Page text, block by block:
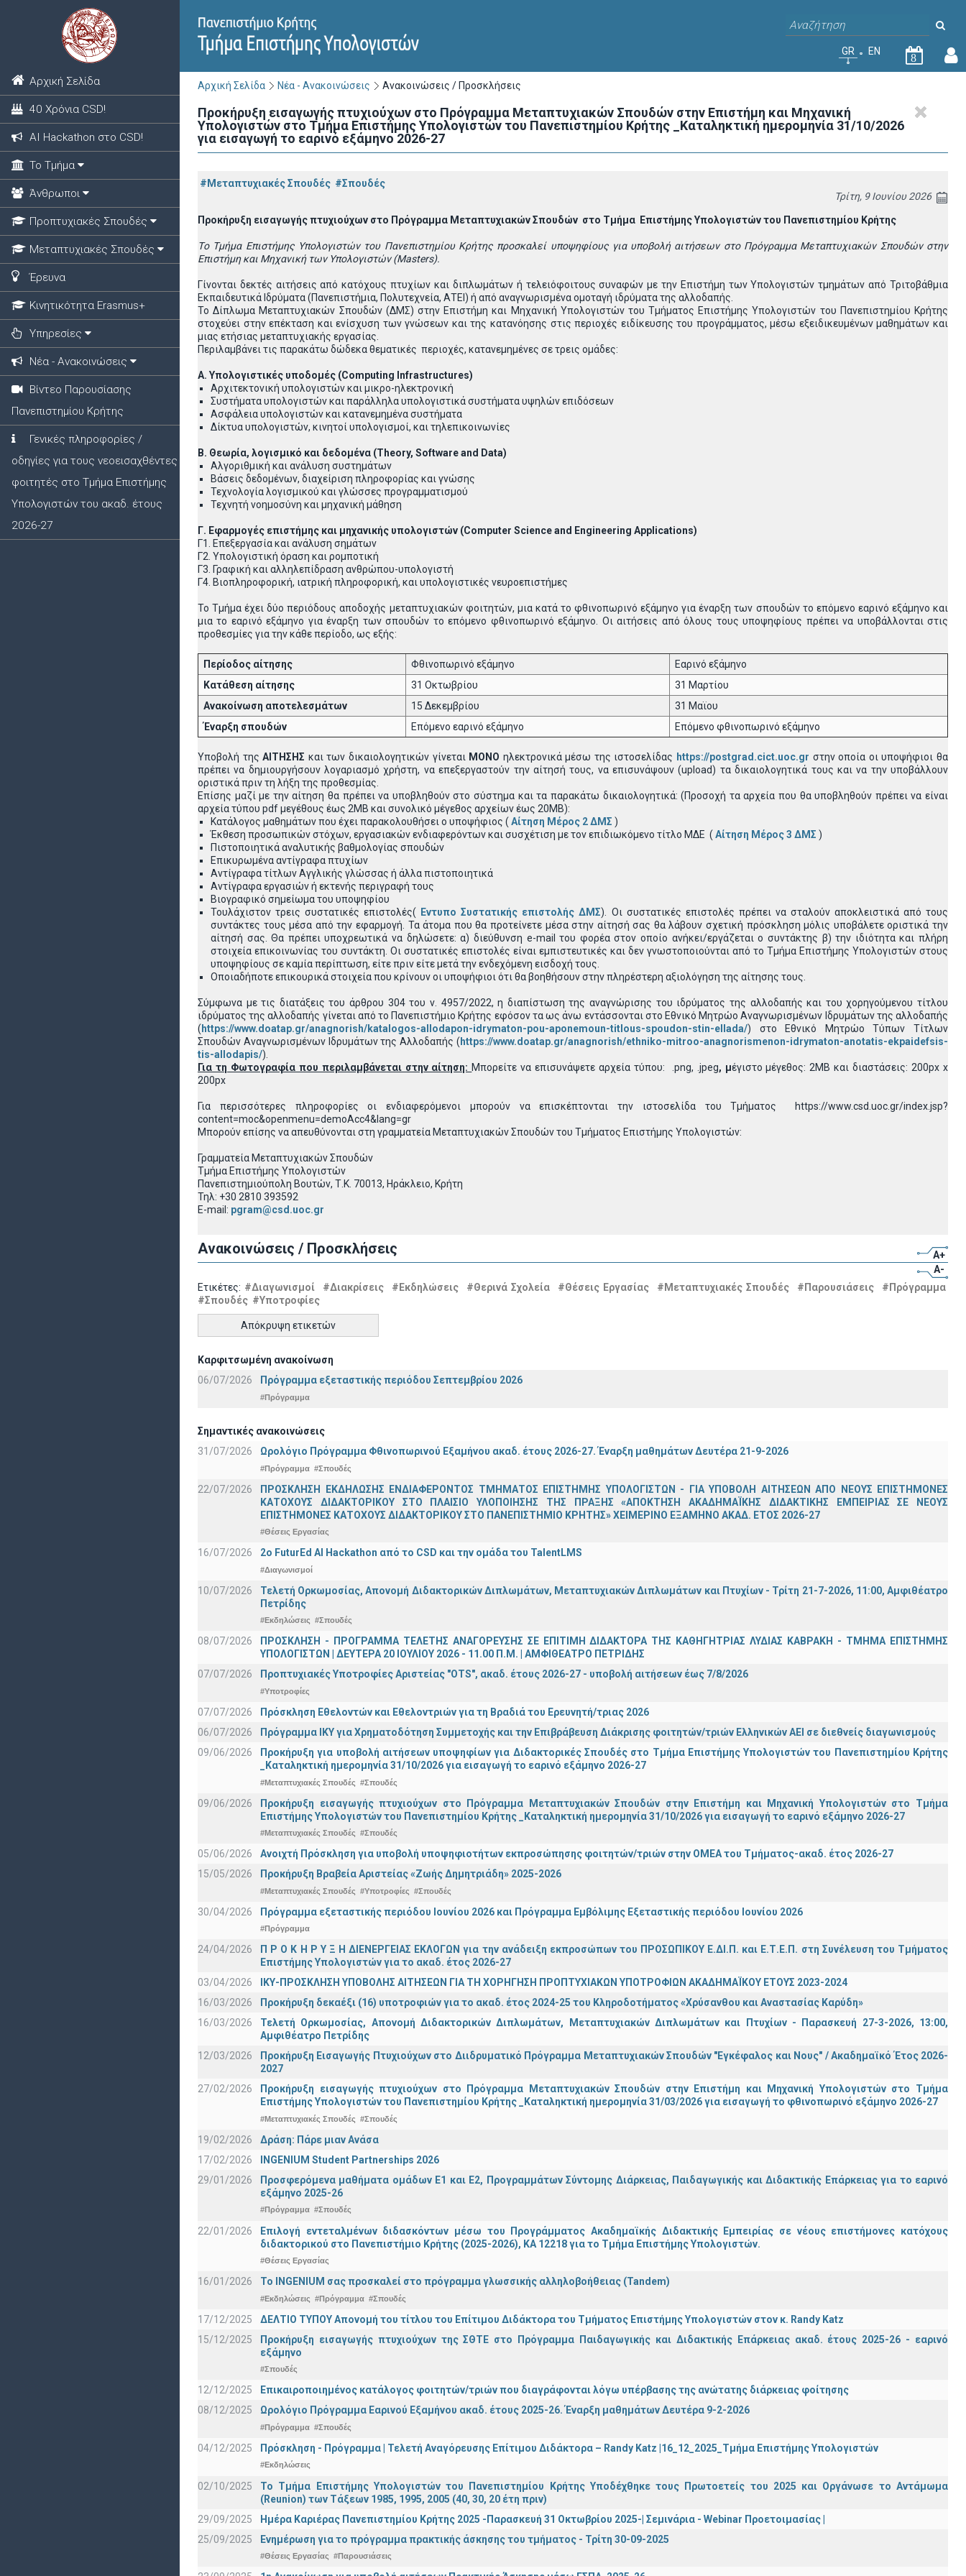
Αρχική Σελίδα
40 Χρόνια CSD!
ΑΙ Hackathon στο CSD!
Το Τμήμα
Άνθρωποι
Προπτυχιακές Σπουδές
Μεταπτυχιακές Σπουδές
Έρευνα
Κινητικότητα Erasmus+
Υπηρεσίες
Νέα - Ανακοινώσεις
Βίντεο Παρουσίασης
Πανεπιστημίου Κρήτης
Γενικές πληροφορίες /
οδηγίες για τους νεοεισαχθέντες
φοιτητές στο Τμήμα Επιστήμης
Υπολογιστών του ακαδ. έτους
2026-27
GR EN
8
Αρχική Σελίδα Νέα - Ανακοινώσεις Ανακοινώσεις / Προσκλήσεις
Προκήρυξη εισαγωγής πτυχιούχων στo Πρόγραμμα Μεταπτυχιακών Σπουδών στην Επιστήμη και Μηχανική
Υπολογιστών στο Τμήμα Eπιστήμης Υπολογιστών του Πανεπιστημίου Κρήτης _Καταληκτική ημερομηνία 31/10/2026
για εισαγωγή το εαρινό εξάμηνο 2026-27
#Μεταπτυχιακές Σπουδές #Σπουδές
Τρίτη, 9 Ιουνίου 2026
Προκήρυξη εισαγωγής πτυχιούχων στo Πρόγραμμα Μεταπτυχιακών Σπουδών στο Τμήμα Eπιστήμης Υπολογιστών του Πανεπιστημίου Κρήτης
Tο Tμήμα Επιστήμης Υπολογιστών του Πανεπιστημίου Κρήτης προσκαλεί υποψηφίους για υποβολή αιτήσεων στο Πρόγραμμα Μεταπτυχιακών Σπουδών στην
Επιστήμη και Μηχανική των Υπολογιστών (Masters).
Γίνονται δεκτές αιτήσεις από κατόχους πτυχίων και διπλωμάτων ή τελειόφοιτους συναφών με την Επιστήμη των Υπολογιστών τμημάτων από Τριτοβάθμια
Εκπαιδευτικά Ιδρύματα (Πανεπιστήμια, Πολυτεχνεία, ΑΤΕΙ) ή από αναγνωρισμένα ομοταγή ιδρύματα της αλλοδαπής.
To Δίπλωμα Μεταπτυχιακών Σπουδών (ΔΜΣ) στην Επιστήμη και Μηχανική Υπολογιστών του Τμήματος Επιστήμης Υπολογιστών του Πανεπιστημίου Κρήτης
στοχεύει στην επέκταση και ενίσχυση των γνώσεων και της κατανόησης στις περιοχές ειδίκευσης του προγράμματος, μέσω εξειδικευμένων μαθημάτων και
μιας ετήσιας μεταπτυχιακής εργασίας.
Περιλαμβάνει τις παρακάτω δώδεκα θεματικές περιοχές, κατανεμημένες σε τρεις ομάδες:
Α. Υπολογιστικές υποδομές (Computing Infrastructures)
Αρχιτεκτονική υπολογιστών και μικρο-ηλεκτρονική
Συστήματα υπολογιστών και παράλληλα υπολογιστικά συστήματα υψηλών επιδόσεων
Ασφάλεια υπολογιστών και κατανεμημένα συστήματα
Δίκτυα υπολογιστών, κινητοί υπολογισμοί, και τηλεπικοινωνίες
Β. Θεωρία, λογισμικό και δεδομένα (Theory, Software and Data)
Αλγοριθμική και ανάλυση συστημάτων
Βάσεις δεδομένων, διαχείριση πληροφορίας και γνώσης
Τεχνολογία λογισμικού και γλώσσες προγραμματισμού
Τεχνητή νοημοσύνη και μηχανική μάθηση
Γ. Εφαρμογές επιστήμης και μηχανικής υπολογιστών (Computer Scienceand Engineering Applications)
Γ1. Επεξεργασία και ανάλυση σημάτων
Γ2. Υπολογιστική όραση και ρομποτική
Γ3. Γραφική και αλληλεπίδραση ανθρώπου-υπολογιστή
Γ4. Βιοπληροφορική, ιατρική πληροφορική, και υπολογιστικές νευροεπιστήμες
Το Τμήμα έχει δύο περιόδους αποδοχής μεταπτυχιακών φοιτητών, μια κατά το φθινοπωρινό εξάμηνο για έναρξη των σπουδών το επόμενο εαρινό εξάμηνο και
μια το εαρινό εξάμηνο για έναρξη των σπουδών το επόμενο φθινοπωρινό εξάμηνο. Οι αιτήσεις από όλους τους υποψηφίους πρέπει να υποβάλλονται στις
προθεσμίες για την κάθε περίοδο, ως εξής:
Περίοδος αίτησης Φθινοπωρινό εξάμηνο
Εαρινό εξάμηνο
Κατάθεση αίτησης
31 Οκτωβρίου
31 Μαρτίου
Ανακοίνωση αποτελεσμάτων
15 Δεκεμβρίου
31 Μαϊου
Έναρξη σπουδών
Επόμενο εαρινό εξάμηνο Επόμενο φθινοπωρινό εξάμηνο
Υποβολή τηςΑΙΤΗΣΗΣ και των δικαιολογητικών γίνεται MONO ηλεκτρονικά μέσω της ιστοσελίδας https://postgrad.cict.uoc.gr στην οποία οι υποψήφιοι θα
πρέπει να δημιουργήσουν λογαριασμό χρήστη, να επεξεργαστούν την αίτησή τους, να επισυνάψουν (upload) τα δικαιολογητικά τους και να την υποβάλλουν
οριστικά πριν τη λήξη της προθεσμίας.
Επίσης μαζί με την αίτηση θα πρέπει να υποβληθούν στο σύστημα και τα παρακάτω δικαιολογητικά: (Προσοχή τα αρχεία που θα υποβληθούν πρέπει να είναι
αρχεία τύπου pdf μεγέθους έως 2ΜΒ και συνολικό μέγεθος αρχείων έως 20ΜΒ):
Κατάλογος μαθημάτων που έχει παρακολουθήσει ο υποψήφιος ( Αίτηση Μέρος 2 ΔΜΣ )
Έκθεση προσωπικών στόχων, εργασιακών ενδιαφερόντων και συσχέτιση με τον επιδιωκόμενο τίτλο ΜΔΕ ( Αίτηση Μέρος 3 ΔΜΣ )
Πιστοποιητικά αναλυτικής βαθμολογίας σπουδών
Επικυρωμένα αντίγραφα πτυχίων
Αντίγραφα τίτλων Αγγλικής γλώσσας ή άλλα πιστοποιητικά
Αντίγραφα εργασιών ή εκτενής περιγραφή τους
Βιογραφικό σημείωμα του υποψηφίου
Τουλάχιστον τρεις συστατικές επιστολές(
Εντυπο Συστατικής επιστολής ΔΜΣ). Οι συστατικές επιστολές πρέπει να σταλούν αποκλειστικά από τους
συντάκτες τους μέσα από την εφαρμογή. Τα άτομα που θα προτείνετε μέσα στην αίτησή σας θα λάβουν σχετική πρόσκληση μόλις υποβάλετε οριστικά την
αίτησή σας. Θα πρέπει υποχρεωτικά να δηλώσετε: α) διεύθυνση e-mail του φορέα στον οποίο ανήκει/εργάζεται ο συντάκτης β) την ιδιότητα και πλήρη
στοιχεία επικοινωνίας του συντάκτη. Οι συστατικές επιστολές είναι εμπιστευτικές και δεν γνωστοποιούνται από το Τμήμα Επιστήμης Υπολογιστών στους
υποψηφίους σε καμία περίπτωση, είτε πριν είτε μετά την ενδεχόμενη εισδοχή τους.
Οποιαδήποτε επικουρικά στοιχεία που κρίνουν οι υποψήφιοι ότι θα βοηθήσουν στην πληρέστερη αξιολόγηση της αίτησης τους.
Σύμφωνα με τις διατάξεις του άρθρου 304 του ν. 4957/2022, η διαπίστωση της αναγνώρισης του ιδρύματος της αλλοδαπής και του χορηγούμενου τίτλου
ιδρύματος της αλλοδαπής γίνεται από το Πανεπιστήμιο Κρήτης εφόσον τα ως άνω εντάσσονται στο Εθνικό Μητρώο Αναγνωρισμένων Ιδρυμάτων της αλλοδαπής
( https://www.doatap.gr/anagnorish/katalogos-allodapon-idrymaton-pou-aponemoun-titlous-spoudon-stin-ellada/) στο Εθνικό Μητρώο Τύπων Τίτλων
Σπουδών Αναγνωρισμένων Ιδρυμάτων της Αλλοδαπής ( https://www.doatap.gr/anagnorish/ethniko-mitroo-anagnorismenon-idrymaton-anotatis-ekpaidefsis-
tis-allodapis/).
Για τη Φωτογραφία που περιλαμβάνεται στην αίτηση: Μπορείτε να επισυνάψετε αρχεία τύπου: .png, .jpeg, μέγιστο μέγεθος: 2MB και διαστάσεις: 200px x
200px
Για περισσότερες πληροφορίες οι ενδιαφερόμενοι μπορούν να επισκέπτονται την ιστοσελίδα του Τμήματος https://www.csd.uoc.gr/index.jsp?
content=moc&openmenu=demoAcc4&lang=gr
Μπορούν επίσης να απευθύνονται στη γραμματεία Μεταπτυχιακών Σπουδών του Τμήματος Επιστήμης Υπολογιστών:
Γραμματεία Μεταπτυχιακών Σπουδών
Τμήμα Επιστήμης Υπολογιστών
Πανεπιστημιούπολη Βουτών, Τ.Κ. 70013, Ηράκλειο, Κρήτη
Τηλ: +30 2810 393592
E-mail: pgram@csd.uoc.gr
Ανακοινώσεις / Προσκλήσεις
A+
A-
Ετικέτες: #Διαγωνισμοί #Διακρίσεις #Εκδηλώσεις #Θερινά Σχολεία #Θέσεις Εργασίας #Μεταπτυχιακές Σπουδές #Παρουσιάσεις
#Πρόγραμμα
#Σπουδές #Υποτροφίες
Απόκρυψη ετικετών
Καρφιτσωμένη ανακοίνωση
06/07/2026
Πρόγραμμα εξεταστικής περιόδου Σεπτεμβρίου 2026
#Πρόγραμμα
Σημαντικές ανακοινώσεις
31/07/2026
Ωρολόγιο Πρόγραμμα Φθινοπωρινού Εξαμήνου ακαδ. έτους 2026-27. Έναρξη μαθημάτων Δευτέρα 21-9-2026
#Πρόγραμμα #Σπουδές
22/07/2026
ΠΡΟΣΚΛΗΣΗ ΕΚΔΗΛΩΣΗΣ ΕΝΔΙΑΦΕΡΟΝΤΟΣ ΤΜΗΜΑΤΟΣ ΕΠΙΣΤΗΜΗΣ ΥΠΟΛΟΓΙΣΤΩΝ - ΓΙΑ ΥΠΟΒΟΛΗ ΑΙΤΗΣΕΩΝ ΑΠΟ ΝΕΟΥΣ ΕΠΙΣΤΗΜΟΝΕΣ
ΚΑΤΟΧΟΥΣ ΔΙΔΑΚΤΟΡΙΚΟΥ ΣΤΟ ΠΛΑΙΣΙΟ ΥΛΟΠΟΙΗΣΗΣ ΤΗΣ ΠΡΑΞΗΣ «ΑΠΟΚΤΗΣΗ ΑΚΑΔΗΜΑΪΚΗΣ ΔΙΔΑΚΤΙΚΗΣ ΕΜΠΕΙΡΙΑΣ ΣΕ ΝΕΟΥΣ
ΕΠΙΣΤΗΜΟΝΕΣ ΚΑΤΟΧΟΥΣ ΔΙΔΑΚΤΟΡΙΚΟΥ ΣΤΟ ΠΑΝΕΠΙΣΤΗΜΙΟ ΚΡΗΤΗΣ» ΧΕΙΜΕΡΙΝΟ ΕΞΑΜΗΝΟ ΑΚΑΔ. ΕΤΟΣ 2026-27
#Θέσεις Εργασίας
16/07/2026 2o FuturEd AI Hackathon από το CSD και την ομάδα του TalentLMS
#Διαγωνισμοί
10/07/2026
Τελετή Ορκωμοσίας, Απονομή Διδακτορικών Διπλωμάτων, Μεταπτυχιακών Διπλωμάτων και Πτυχίων - Τρίτη 21-7-2026, 11:00, Αμφιθέατρο
Πετρίδης
#Εκδηλώσεις #Σπουδές
08/07/2026
ΠΡΟΣΚΛΗΣΗ - ΠΡΟΓΡΑΜΜΑ ΤΕΛΕΤΗΣ ΑΝΑΓΟΡΕΥΣΗΣ ΣΕ ΕΠΙΤΙΜΗ ΔΙΔΑΚΤΟΡΑ ΤΗΣ ΚΑΘΗΓΗΤΡΙΑΣ ΛΥΔΙΑΣ ΚΑΒΡΑΚΗ - ΤΜΗΜΑ ΕΠΙΣΤΗΜΗΣ
ΥΠΟΛΟΓΙΣΤΩΝ | ΔΕΥΤΕΡΑ 20 ΙΟΥΛΙΟΥ 2026 - 11.00 Π.Μ. | ΑΜΦΙΘΕΑΤΡΟ ΠΕΤΡΙΔΗΣ
07/07/2026
Προπτυχιακές Υποτροφίες Αριστείας "OTS", ακαδ. έτους 2026-27 - υποβολή αιτήσεων έως 7/8/2026
#Υποτροφίες
07/07/2026
Πρόσκληση Εθελοντών και Εθελοντριών για τη Βραδιά του Ερευνητή/τριας 2026
06/07/2026
Πρόγραμμα ΙΚΥ για Χρηματοδότηση Συμμετοχής και την Επιβράβευση Διάκρισης φοιτητών/τριών Ελληνικών ΑΕΙ σε διεθνείς διαγωνισμούς
09/06/2026
Προκήρυξη για υποβολή αιτήσεων υποψηφίων για Διδακτορικές Σπουδές στο Τμήμα Eπιστήμης Υπολογιστών του Πανεπιστημίου Κρήτης
_Καταληκτική ημερομηνία 31/10/2026 για εισαγωγή το εαρινό εξάμηνο 2026-27
#Μεταπτυχιακές Σπουδές #Σπουδές
09/06/2026
Προκήρυξη εισαγωγής πτυχιούχων στo Πρόγραμμα Μεταπτυχιακών Σπουδών στην Επιστήμη και Μηχανική Υπολογιστών στο Τμήμα
Eπιστήμης Υπολογιστών του Πανεπιστημίου Κρήτης _Καταληκτική ημερομηνία 31/10/2026 για εισαγωγή το εαρινό εξάμηνο 2026-27
#Μεταπτυχιακές Σπουδές #Σπουδές
05/06/2026
Ανοιχτή Πρόσκληση για υποβολή υποψηφιοτήτων εκπροσώπησης φοιτητών/τριών στην ΟΜΕΑ του Τμήματος-ακαδ. έτος 2026-27
15/05/2026
Προκήρυξη Βραβεία Αριστείας «Ζωής Δημητριάδη» 2025-2026
#Μεταπτυχιακές Σπουδές #Υποτροφίες #Σπουδές
30/04/2026 Πρόγραμμα εξεταστικής περιόδου Ιουνίου 2026 και Πρόγραμμα Εμβόλιμης Εξεταστικής περιόδου Ιουνίου 2026
#Πρόγραμμα
24/04/2026
Π Ρ Ο Κ Η Ρ Υ Ξ Η ΔΙΕΝΕΡΓΕΙΑΣ ΕΚΛΟΓΩΝ για την ανάδειξη εκπροσώπων του ΠΡΟΣΩΠΙΚΟΥ Ε.ΔΙ.Π. και Ε.Τ.Ε.Π. στη Συνέλευση του Τμήματος
Επιστήμης Υπολογιστών για το ακαδ. έτος 2026-27
03/04/2026
ΙΚΥ-ΠΡΟΣΚΛΗΣΗ ΥΠΟΒΟΛΗΣ ΑΙΤΗΣΕΩΝ ΓΙΑ ΤΗ ΧΟΡΗΓΗΣΗ ΠΡΟΠΤΥΧΙΑΚΩΝ ΥΠΟΤΡΟΦΙΩΝ ΑΚΑΔΗΜΑΪΚΟΥ ΕΤΟΥΣ 2023-2024
16/03/2026
Προκήρυξη δεκαέξι (16) υποτροφιών για το ακαδ. έτος 2024-25 του Κληροδοτήματος «Χρύσανθου και Αναστασίας Καρύδη»
16/03/2026
Τελετή Ορκωμοσίας, Απονομή Διδακτορικών Διπλωμάτων, Μεταπτυχιακών Διπλωμάτων και Πτυχίων - Παρασκευή 27-3-2026, 13:00,
Αμφιθέατρο Πετρίδης
12/03/2026
Προκήρυξη Εισαγωγής Πτυχιούχων στο Διιδρυματικό Πρόγραμμα Μεταπτυχιακών Σπουδών "Εγκέφαλος και Νους" / Ακαδημαϊκό Έτος 2026-
2027
27/02/2026
Προκήρυξη εισαγωγής πτυχιούχων στo Πρόγραμμα Μεταπτυχιακών Σπουδών στην Επιστήμη και Μηχανική Υπολογιστών στο Τμήμα
Eπιστήμης Υπολογιστών του Πανεπιστημίου Κρήτης _Καταληκτική ημερομηνία 31/03/2026 για εισαγωγή το φθινοπωρινό εξάμηνο 2026-27
#Μεταπτυχιακές Σπουδές #Σπουδές
19/02/2026
Δράση: Πάρε μιαν Ανάσα
17/02/2026
INGENIUM Student Partnerships 2026
29/01/2026
Προσφερόμενα μαθήματα ομάδων Ε1 και Ε2, Προγραμμάτων Σύντομης Διάρκειας, Παιδαγωγικής και Διδακτικής Επάρκειας για το εαρινό
εξάμηνο 2025-26
#Πρόγραμμα #Σπουδές
22/01/2026
Επιλογή εντεταλμένων διδασκόντων μέσω του Προγράμματος Ακαδημαϊκής Διδακτικής Εμπειρίας σε νέους επιστήμονες κατόχους
διδακτορικού στο Πανεπιστήμιο Κρήτης (2025-2026), ΚΑ 12218 για το Τμήμα Επιστήμης Υπολογιστών.
#Θέσεις Εργασίας
16/01/2026 Το INGENIUM σας προσκαλεί στο πρόγραμμα γλωσσικής αλληλοβοήθειας (Tandem)
#Εκδηλώσεις #Πρόγραμμα #Σπουδές
17/12/2025
ΔΕΛΤΙΟ ΤΥΠΟΥ Απονομή του τίτλου του Επίτιμου Διδάκτορα του Τμήματος Επιστήμης Υπολογιστών στον κ. Randy Katz
15/12/2025
Προκήρυξη εισαγωγής πτυχιούχων της ΣΘΤΕ στο Πρόγραμμα Παιδαγωγικής και Διδακτικής Επάρκειας ακαδ. έτους 2025-26 - εαρινό
εξάμηνο
#Σπουδές
12/12/2025
Επικαιροποιημένος κατάλογος φοιτητών/τριών που διαγράφονται λόγω υπέρβασης της ανώτατης διάρκειας φοίτησης
08/12/2025
Ωρολόγιο Πρόγραμμα Εαρινού Εξαμήνου ακαδ. έτους 2025-26. Έναρξη μαθημάτων Δευτέρα 9-2-2026
#Πρόγραμμα #Σπουδές
04/12/2025 Πρόσκληση - Πρόγραμμα | Τελετή Αναγόρευσης Επίτιμου Διδάκτορα – Randy Katz |16_12_2025_Τμήμα Επιστήμης Υπολογιστών
#Εκδηλώσεις
02/10/2025
Το Τμήμα Επιστήμης Υπολογιστών του Πανεπιστημίου Κρήτης Υποδέχθηκε τους Πρωτοετείς του 2025 και Οργάνωσε το Αντάμωμα
(Reunion) των Τάξεων 1985, 1995, 2005 (40, 30, 20 έτη πριν)
29/09/2025
Ημέρα Καριέρας Πανεπιστημίου Κρήτης 2025 -Παρασκευή 31 Οκτωβρίου 2025-| Σεμινάρια - Webinar Προετοιμασίας |
25/09/2025
Ενημέρωση για το πρόγραμμα πρακτικής άσκησης του τμήματος - Τρίτη 30-09-2025
#Θέσεις Εργασίας #Παρουσιάσεις